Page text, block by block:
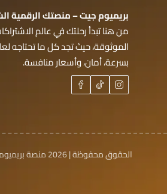
بريميوم جيت – منصتك الرقمية
من هنا تبدأ رحلتك في عالم
الموثوقة، حيث تجد كل ما تحتاجه
بسرعة، أمان، وأسعار منافسة.
الحقوق محفوظة | 2026 منصة